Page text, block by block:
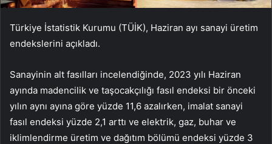
Türkiye İstatistik Kurumu (TÜİK), Haziran ayı sanayi üretim
endekslerini açıkladı.
Sanayinin alt fasılları incelendiğinde, 2023 yılı Haziran
ayında madencilik ve taşocakçılığı fasıl endeksi bir önceki
yılın aynı ayına göre yüzde 11,6 azalırken, imalat sanayi
fasıl endeksi yüzde 2,1 arttı ve elektrik, gaz, buhar ve
iklimlendirme üretim ve dağıtım bölümü endeksi yüzde 3